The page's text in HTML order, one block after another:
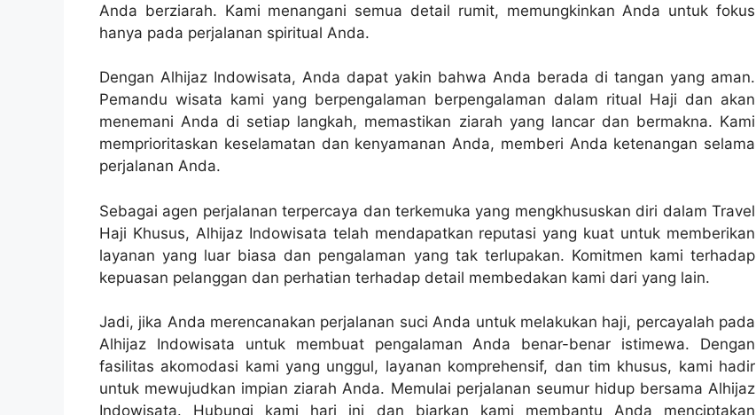
Anda berziarah. Kami menangani semua detail rumit, memungkinkan Anda untuk fokus
hanya pada perjalanan spiritual Anda.
Dengan Alhijaz Indowisata, Anda dapat yakin bahwa Anda berada di tangan yang aman.
Pemandu wisata kami yang berpengalaman berpengalaman dalam ritual Haji dan akan
menemani Anda di setiap langkah, memastikan ziarah yang lancar dan bermakna. Kami
memprioritaskan keselamatan dan kenyamanan Anda, memberi Anda ketenangan selama
perjalanan Anda.
Sebagai agen perjalanan terpercaya dan terkemuka yang mengkhususkan diri dalam Travel
Haji Khusus, Alhijaz Indowisata telah mendapatkan reputasi yang kuat untuk memberikan
layanan yang luar biasa dan pengalaman yang tak terlupakan. Komitmen kami terhadap
kepuasan pelanggan dan perhatian terhadap detail membedakan kami dari yang lain.
Jadi, jika Anda merencanakan perjalanan suci Anda untuk melakukan haji, percayalah pada
Alhijaz Indowisata untuk membuat pengalaman Anda benar-benar istimewa. Dengan
fasilitas akomodasi kami yang unggul, layanan komprehensif, dan tim khusus, kami hadir
untuk mewujudkan impian ziarah Anda. Memulai perjalanan seumur hidup bersama Alhijaz
Indowisata. Hubungi kami hari ini dan biarkan kami membantu Anda menciptakan